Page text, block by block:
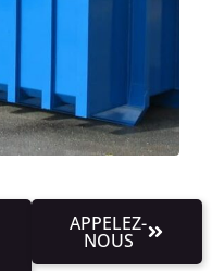
APPELEZ-
NOUS